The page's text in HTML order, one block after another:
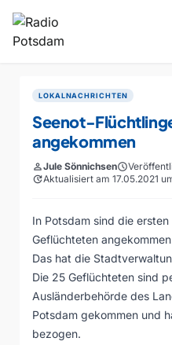
LOKALNACHRICHTEN
Seenot-
angekommen
personJule Sönnichsenschedule
updateAktualisiert am 17.05.2021
In Potsdam sind die
Geflüchteten
Das hat die
Die 25 Geflüchteten sind
Ausländerbehörde des
Potsdam gekommen und
bezogen.